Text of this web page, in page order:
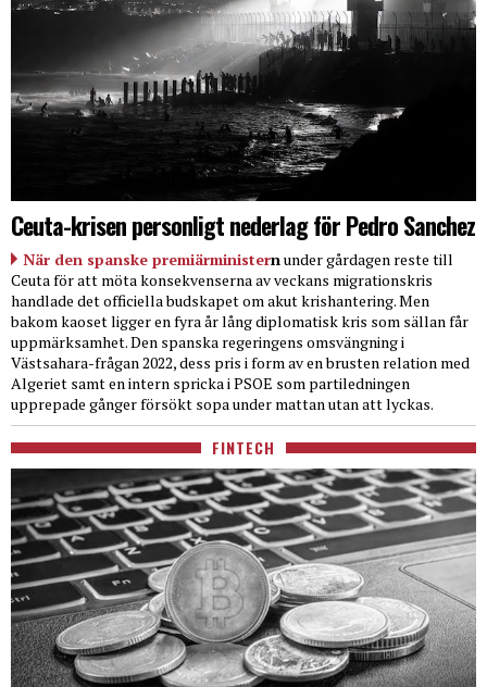
Ceuta-krisen personligt nederlag för Pedro Sanchez
När den spanske premiärministernunder gårdagen reste till
Ceuta för att möta konsekvenserna av veckans migrationskris
handlade det officiella budskapet om akut krishantering. Men
bakom kaoset ligger en fyra år lång diplomatisk kris som sällan får
uppmärksamhet. Den spanska regeringens omsvängning i
Västsahara-frågan 2022, dess pris i form av en brusten relation med
Algeriet samt en intern spricka i PSOE som partiledningen
upprepade gånger försökt sopa under mattan utan att lyckas.
FINTECH